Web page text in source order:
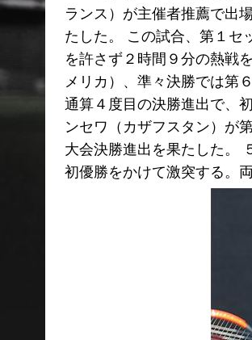
ランス）が主催者推薦で出
たした。 この試合、第１セ
を許さず２時間９分の熱戦
メリカ）、準々決勝では第
通算４度目の決勝進出で、
ンセワ（カザフスタン）が
大会決勝進出を果たした。
初優勝をかけて激突する。